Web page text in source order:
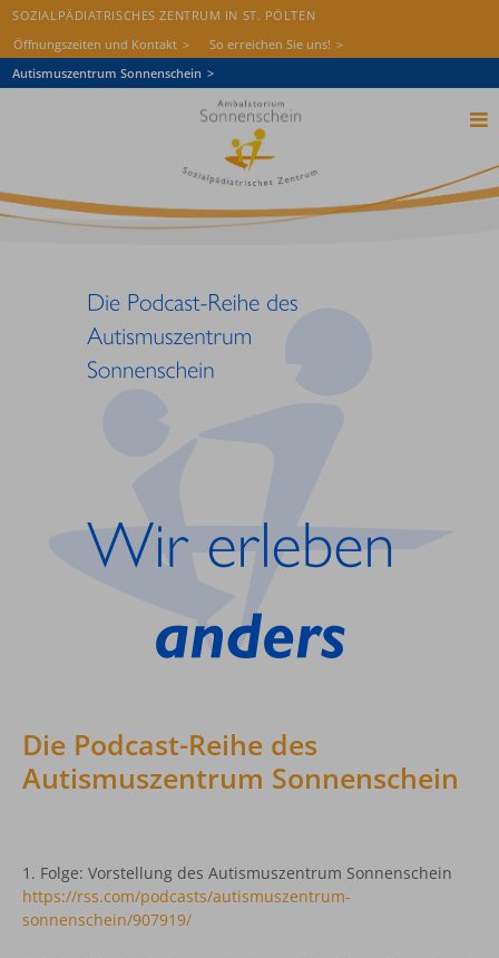
SOZIALPÄDIATRISCHES ZENTRUM IN ST. PÖLTEN
Öffnungszeiten und Kontakt
So erreichen Sie uns!
Autismuszentrum Sonnenschein
Das Ambulatorium
Aufnahme
Wissen & Aktuelles
Die Podcast-Reihe des
Autismuszentrum Sonnenschein
1. Folge: Vorstellung des Autismuszentrum Sonnenschein
https://rss.com/podcasts/autismuszentrum-
sonnenschein/907919/